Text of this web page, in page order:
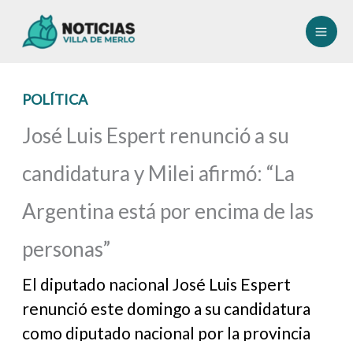
POLÍTICA
José Luis Espert renunció a su
candidatura y Milei afirmó: “La
Argentina está por encima de las
personas”
El diputado nacional José Luis Espert
renunció este domingo a su candidatura
como diputado nacional por la provincia